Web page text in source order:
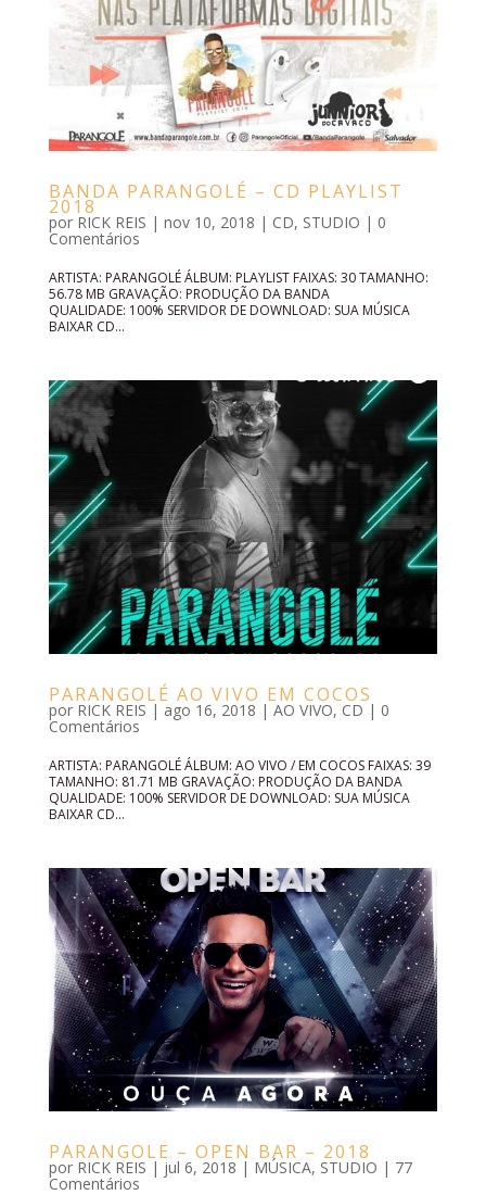
BANDA PARANGOLÉ – CD PLAYLIST
2018
por RICK REIS | nov 10, 2018 | CD, STUDIO | 0
Comentários
ARTISTA: PARANGOLÉ ÁLBUM: PLAYLIST FAIXAS: 30 TAMANHO:
56.78 MB GRAVAÇÃO: PRODUÇÃO DA BANDA
QUALIDADE: 100% SERVIDOR DE DOWNLOAD: SUA MÚSICA
BAIXAR CD...
PARANGOLÉ AO VIVO EM COCOS
por RICK REIS | ago 16, 2018 | AO VIVO, CD | 0
Comentários
ARTISTA: PARANGOLÉ ÁLBUM: AO VIVO / EM COCOS FAIXAS: 39
TAMANHO: 81.71 MB GRAVAÇÃO: PRODUÇÃO DA BANDA
QUALIDADE: 100% SERVIDOR DE DOWNLOAD: SUA MÚSICA
BAIXAR CD...
PARANGOLE – OPEN BAR – 2018
por RICK REIS | jul 6, 2018 | MÚSICA, STUDIO | 77
Comentários